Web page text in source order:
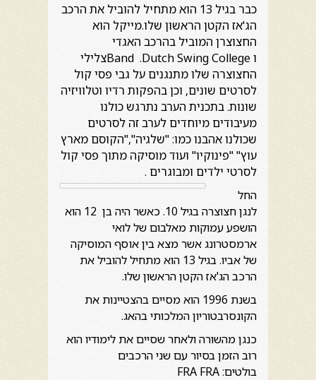
כבר בגיל 13 הוא מתחיל להוביל את הרכב
הג'אז הקטן הראשון שלו.מייקל הוא
החצוצרן המוביל בהרכב האגדי
ו Band .Dutch Swing Collegeצלילי
החצוצרה שלו מתנגנים על גבי פסי קול
לסרטים שונים, וכן בהפקות רדיו וטלוויזיה
שונות. בתכנית הערב נתרגש כולנו
מעיבודים מיוחדים לערב זה לסרטים
שכולנו אהבנו כמו: "שלגיה","הקוסם מארץ
עוץ" "פינוקיו" ועוד מוסיקה מתוך פסי קול
לסרטי ילדים ומבוגרים .
החל
לנגן חצוצרה בגיל 10. כאשר היה בן 12 הוא
הושפע עמוקות מאלבום של לואי
ארמסטרונג אשר מצא בין אוסף המוסיקה
של אביו. בגיל 13 הוא מתחיל להוביל את
הרכב הג'אז הקטן הראשון שלו.
בשנת 1996 הוא מסיים בהצטיינות את
הקונסרבטוריון המלכותי בהאג.
כנגן מהשורה ולאחר שסיים את לימודיו הוא
רוב הזמן בסיור עם שני הרכבים
בולטים: FRA FRA